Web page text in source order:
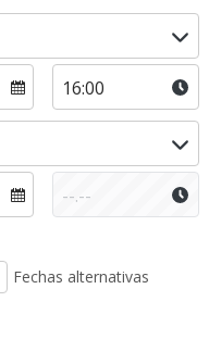
Fechas alternativas